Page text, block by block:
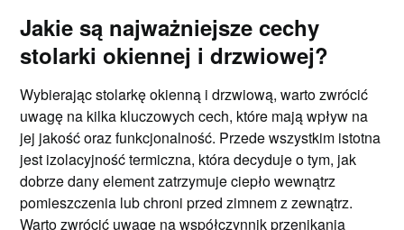
Jakie są najważniejsze cechy
stolarki okiennej i drzwiowej?
Wybierając stolarkę okienną i drzwiową, warto zwrócić
uwagę na kilka kluczowych cech, które mają wpływ na
jej jakość oraz funkcjonalność. Przede wszystkim istotna
jest izolacyjność termiczna, która decyduje o tym, jak
dobrze dany element zatrzymuje ciepło wewnątrz
pomieszczenia lub chroni przed zimnem z zewnątrz.
Warto zwrócić uwagę na współczynnik przenikania